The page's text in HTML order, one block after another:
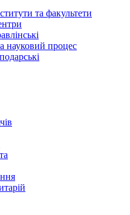
та факультети
науковий процес